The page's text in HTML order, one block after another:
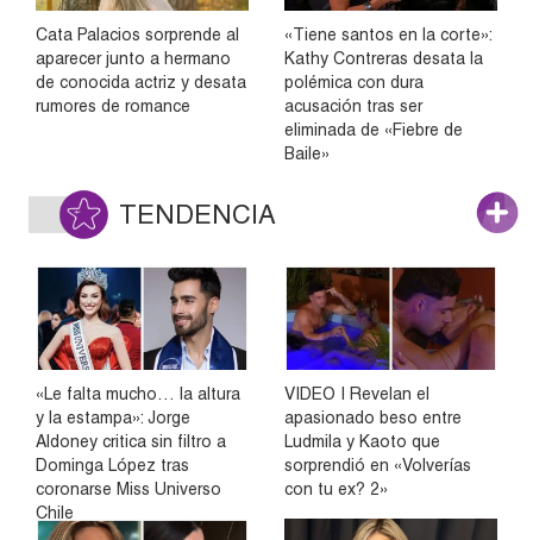
Cata Palacios sorprende al
aparecer junto a hermano
de conocida actriz y desata
rumores de romance
«Tiene santos en la corte»:
Kathy Contreras desata la
polémica con dura
acusación tras ser
eliminada de «Fiebre de
Baile»
TENDENCIA
«Le falta mucho… la altura
y la estampa»: Jorge
Aldoney critica sin filtro a
Dominga López tras
coronarse Miss Universo
Chile
VIDEO | Revelan el
apasionado beso entre
Ludmila y Kaoto que
sorprendió en «Volverías
con tu ex? 2»